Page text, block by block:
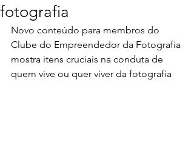
fotografia
Novo conteúdo para membros do
Clube do Empreendedor da Fotografia
mostra itens cruciais na conduta de
quem vive ou quer viver da fotografia